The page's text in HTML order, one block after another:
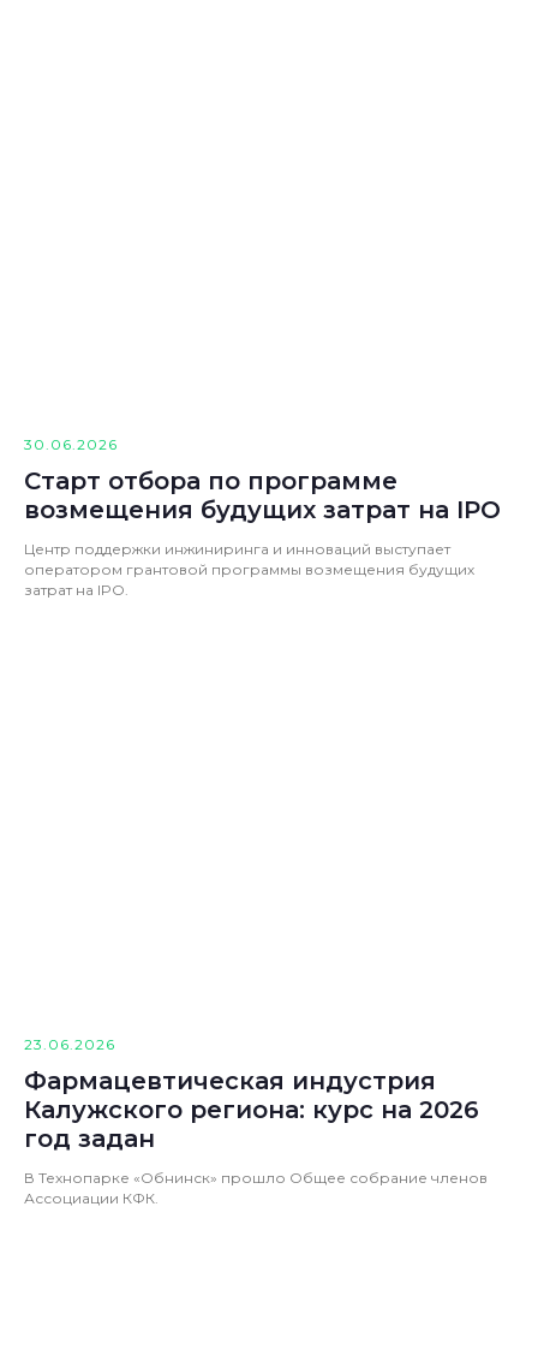
30.06.2026
Старт отбора по программе
возмещения будущих затрат на IPO
Центр поддержки инжиниринга и инноваций выступает
оператором грантовой программы возмещения будущих
затрат на IPO.
23.06.2026
Фармацевтическая индустрия
Калужского региона: курс на 2026
год задан
В Технопарке «Обнинск» прошло Общее собрание членов
Ассоциации КФК.